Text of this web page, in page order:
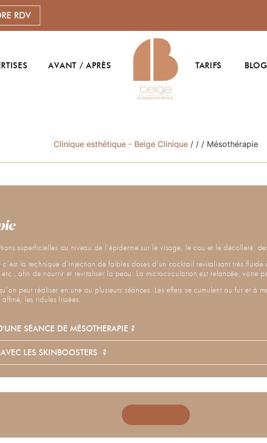
RDV
AVANT / APRÈS TARIFS BLOG
Clinique esthétique - Beige Clinique/ / / Mésothérapie
superficielles au niveau de l’épiderme sur le visage, le cou et le décolleté,
c’est la technique d’injection de faibles doses d’un cocktail revitalisant très
etc., afin de nourrir et revitaliser la peau. La microcirculation est relancée, votre
peut réaliser en une ou plusieurs séances. Les effets se cumulent au fur et à
les ridules lissées.
SÉANCE DE MÉSOTHERAPIE ?
LES SKINBOOSTERS ?